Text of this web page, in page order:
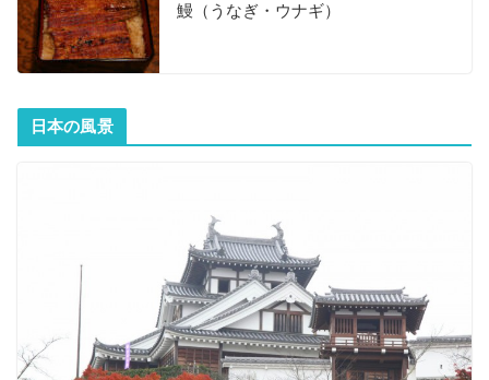
鰻（うなぎ・ウナギ）
日本の風景